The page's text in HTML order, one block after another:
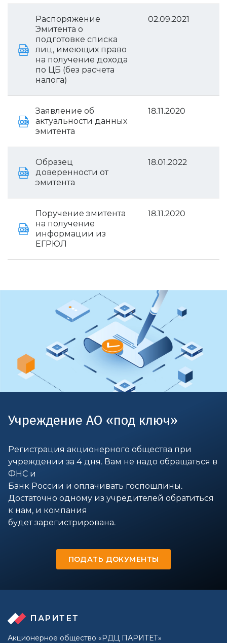
Распоряжение
Эмитента о
подготовке списка
лиц, имеющих право
на получение дохода
по ЦБ (без расчета
налога)
02.09.2021
Заявление об
актуальности данных
эмитента
18.11.2020
Образец
доверенности от
эмитента
18.01.2022
Поручение эмитента
на получение
информации из
ЕГРЮЛ
18.11.2020
Учреждение АО «под ключ»
Регистрация акционерного общества при
учреждении за 4 дня. Вам не надо обращаться в
ФНС и
Банк России и оплачивать госпошлины.
Достаточно одному из учредителей обратиться
к нам, и компания
будет зарегистрирована.
ПОДАТЬ ДОКУМЕНТЫ
ПАРИТЕТ
Акционерное общество «РДЦ ПАРИТЕТ»